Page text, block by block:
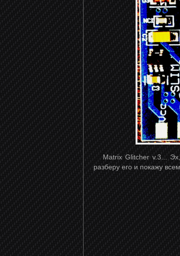
Matrix Glitcher v.3... Эх,
разберу его и покажу